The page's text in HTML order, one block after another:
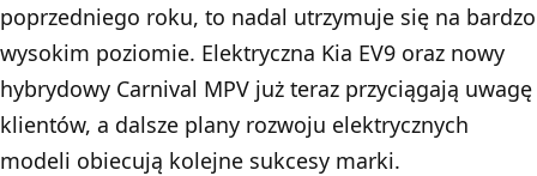
poprzedniego roku, to nadal utrzymuje się na bardzo
wysokim poziomie. Elektryczna Kia EV9 oraz nowy
hybrydowy Carnival MPV już teraz przyciągają uwagę
klientów, a dalsze plany rozwoju elektrycznych
modeli obiecują kolejne sukcesy marki.